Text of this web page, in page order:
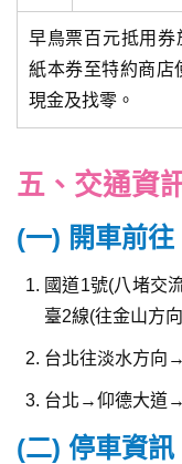
早鳥票百元抵用券
紙本券至特約商店
現金及找零。
五、交通資
(一) 開車前往
國道1號(八堵交
臺2線(往金山方
台北往淡水方向
台北→仰德大道
(二) 停車資訊